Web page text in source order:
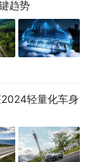
趋势
轻量化车身